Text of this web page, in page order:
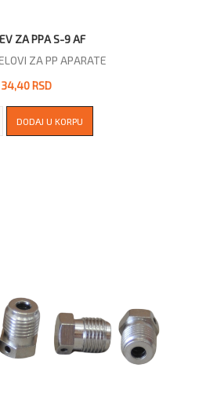
ZA PPA S-9 AF
ZA PP APARATE
RSD